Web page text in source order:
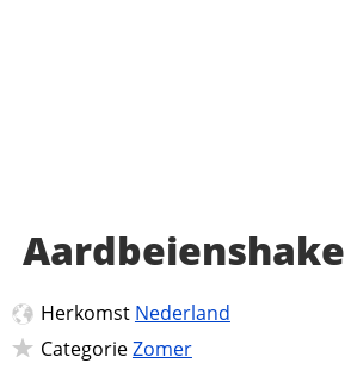
Aardbeienshake
Herkomst Nederland
CategorieZomer